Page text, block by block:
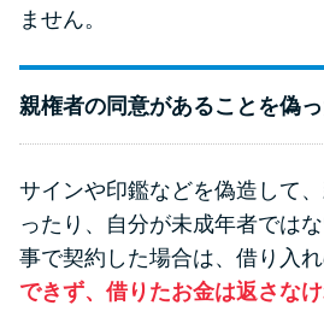
ません。
親権者の同意があることを偽
サインや印鑑などを偽造して
ったり、自分が未成年者では
事で契約した場合は、借り入
できず、借りたお金は返さな